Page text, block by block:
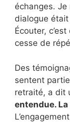
échanges.
dialogue
Écouter,
cesse de
Des
sentent
retraité, a dit
entendue.